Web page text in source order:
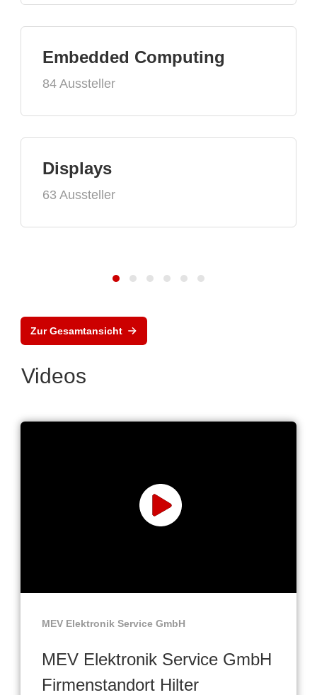
Embedded Computing
84 Aussteller
Displays
63 Aussteller
Zur Gesamtansicht
Videos
MEV Elektronik Service GmbH
MEV Elektronik Service GmbH
Firmenstandort Hilter